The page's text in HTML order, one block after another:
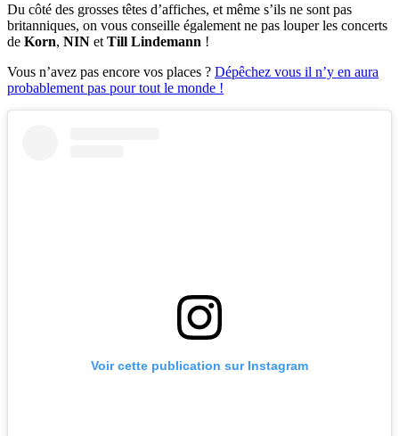
Du côté des grosses têtes d’affiches, et même s’ils ne sont pas
britanniques, on vous conseille également ne pas louper les concerts
de Korn, NIN et Till Lindemann !
Vous n’avez pas encore vos places ? Dépêchez vous il n’y en aura
probablement pas pour tout le monde !
Voir cette publication sur Instagram